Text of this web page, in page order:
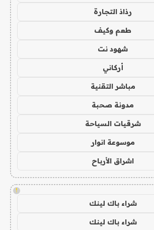
رذاذ التجارة
طعم وكيف
شهود نت
أركاني
مباشر التقنية
مدونة صحبة
شرقيات السياحة
موسوعة انوار
اشراق الأرباح
!
شراء باك لينك
شراء باك لينك